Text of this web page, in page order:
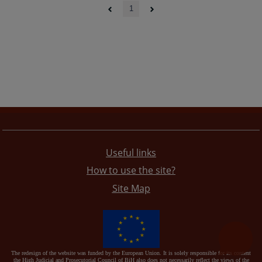
1
Useful links
How to use the site?
Site Map
The redesign of the website was funded by the European Union. It is solely responsible for its content
the High Judicial and Prosecutorial Council of BiH also does not necessarily reflect the views of the